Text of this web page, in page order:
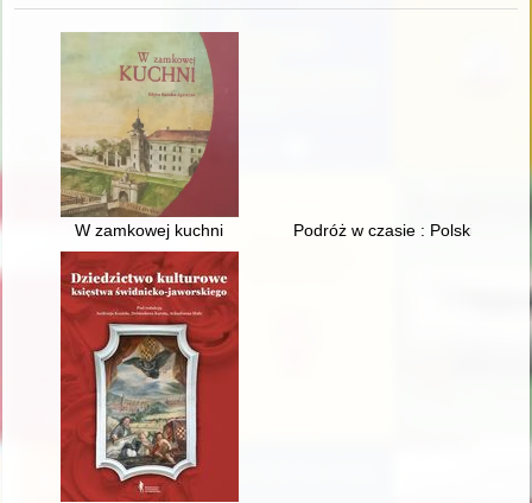
W zamkowej kuchni Podróż w czasie : Polskie